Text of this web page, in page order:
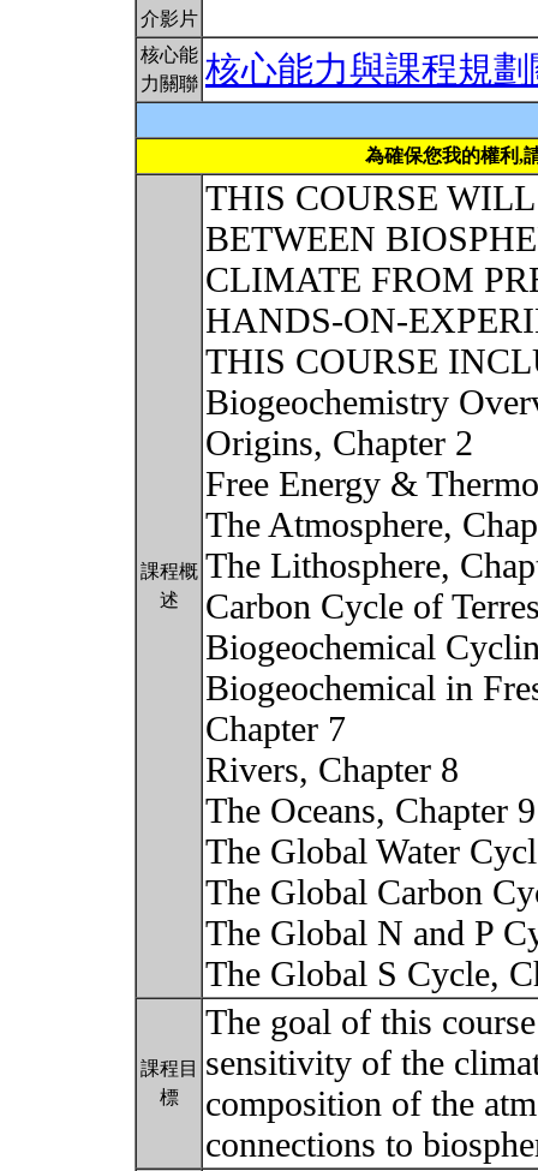
介影片
核心能
力關聯 核心能力與課程規
為確保您我的權利,
課程概
述
THIS COURSE
BETWEEN
CLIMATE FROM
HANDS-ON-
THIS COURSE
Biogeochemistry
Origins, Chapter 2
Free Energy &
The Atmosphere,
The Lithosphere,
Carbon Cycle of
Biogeochemical
Biogeochemical in
Chapter 7
Rivers, Chapter 8
The Oceans, Chapter 9
The Global Water
The Global Carbon
The Global N and P
The Global S Cycle,
課程目
標
The goal of this
sensitivity of the
composition of the
connections to